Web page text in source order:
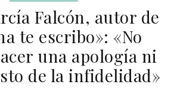
Falcón, autor de
te escribo»: «No
una apología ni
de la infidelidad»